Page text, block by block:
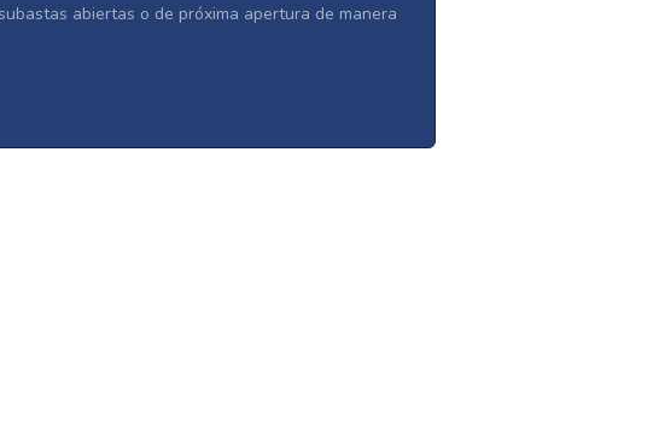
abiertas o de próxima apertura de manera